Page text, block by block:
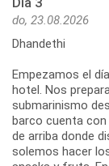
do, 23.08.2026
Dhandethi
Empezamos el
hotel. Nos
submarinismo
barco cuenta con
de arriba donde
solemos hacer